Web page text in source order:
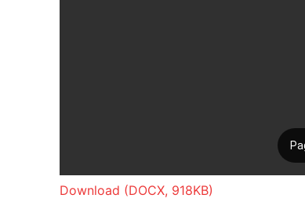
Download (DOCX, 918KB)